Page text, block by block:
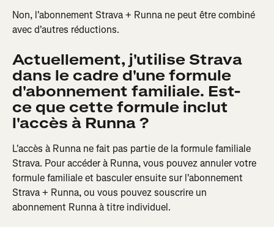
Non, l'abonnement Strava + Runna ne peut être combiné
avec d'autres réductions.
Actuellement, j'utilise Strava
dans le cadre d'une formule
d'abonnement familiale. Est-
ce que cette formule inclut
l'accès à Runna ?
L'accès à Runna ne fait pas partie de la formule familiale
Strava. Pour accéder à Runna, vous pouvez annuler votre
formule familiale et basculer ensuite sur l'abonnement
Strava + Runna, ou vous pouvez souscrire un
abonnement Runna à titre individuel.